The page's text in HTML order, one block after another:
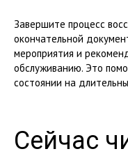
Завершите процесс
окончательной
мероприятия и
обслуживанию. Это
состоянии на
Сейчас